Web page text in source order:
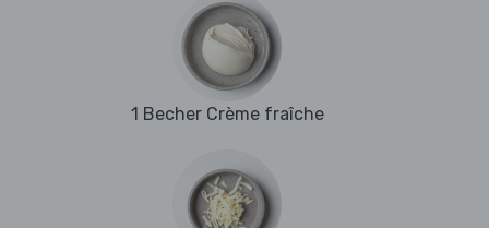
1 Becher Crème fraîche